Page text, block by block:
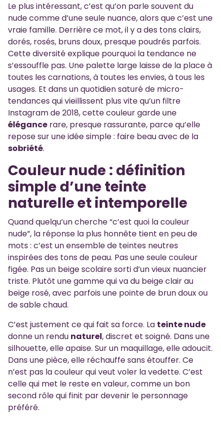
Le plus intéressant, c’est qu’on parle souvent du
nude comme d’une seule nuance, alors que c’est une
vraie famille. Derrière ce mot, il y a des tons clairs,
dorés, rosés, bruns doux, presque poudrés parfois.
Cette diversité explique pourquoi la tendance ne
s’essouffle pas. Une palette large laisse de la place à
toutes les carnations, à toutes les envies, à tous les
usages. Et dans un quotidien saturé de micro-
tendances qui vieillissent plus vite qu’un filtre
Instagram de 2018, cette couleur garde une
élégance rare, presque rassurante, parce qu’elle
repose sur une idée simple : faire beau avec de la
sobriété.
Couleur nude : définition
simple d’une teinte
naturelle et intemporelle
Quand quelqu’un cherche “c’est quoi la couleur
nude”, la réponse la plus honnête tient en peu de
mots : c’est un ensemble de teintes neutres
inspirées des tons de peau. Pas une seule couleur
figée. Pas un beige scolaire sorti d’un vieux nuancier
triste. Plutôt une gamme qui va du beige clair au
beige rosé, avec parfois une pointe de brun doux ou
de sable chaud.
C’est justement ce qui fait sa force. La teinte nude
donne un rendu naturel, discret et soigné. Dans une
silhouette, elle apaise. Sur un maquillage, elle adoucit.
Dans une pièce, elle réchauffe sans étouffer. Ce
n’est pas la couleur qui veut voler la vedette. C’est
celle qui met le reste en valeur, comme un bon
second rôle qui finit par devenir le personnage
préféré.